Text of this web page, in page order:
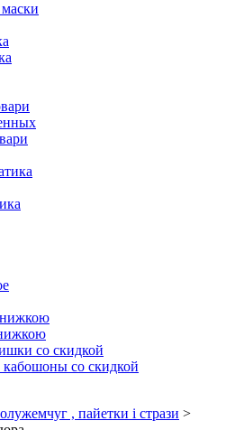
со скидкой
со скидкой
, пайетки і стрази >